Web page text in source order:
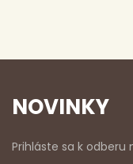
NOVINKY
Prihláste sa k odberu